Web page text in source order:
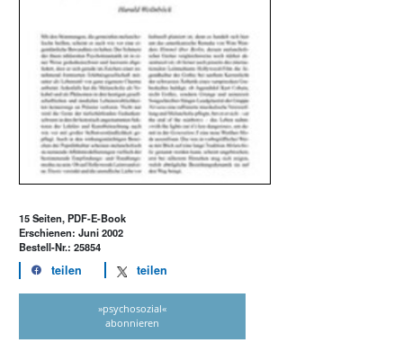
15 Seiten, PDF-E-Book
Erschienen: Juni 2002
Bestell-Nr.: 25854
teilen teilen
»psychosozial«
abonnieren